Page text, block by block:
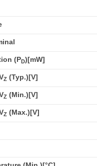
(PD)[mW]
Z (Typ.)[V]
Z (Min.)[V]
Z (Max.)[V]